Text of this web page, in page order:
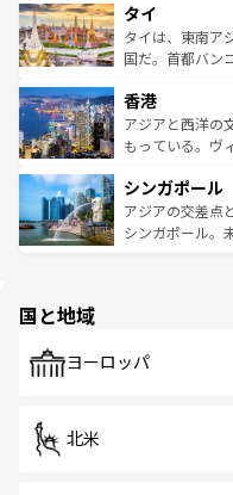
リティに包まれ
覧を参照してほ
急速な発展と共
ーチミン市のフ
醸し出している
とつ。フォーや
ひ現地で味わい
が旅行者を迎え
参照してほしい。
タイ
タイは、東南ア
国だ。首都バン
の活気が交差し
帯で自然と触れ
いビーチでリゾ
激する。気候は
が待っている。
た文化、そして
香港
アジアと西洋の
もっている。ヴ
み、どこを訪れ
ており、効率よ
うな絶景から文
シンガポール
アジアの交差点
シンガポール。
で、ホーカーズ
国と地域
ヨーロッパ
北米